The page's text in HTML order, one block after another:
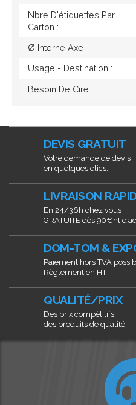
Nbre D'étiquettes Par
Carton :
Ø Interne Axe
Usage - Destination :
Besoin De Cire :
DEVIS GRATUIT
Votre demande de devis
en quelques clics...
LIVRAISON
En 24/36h chez vous
GRATUITE dès 90€ht
DOM-TOM &
Paiement hors TVA
Règlement en HT
QUALITÉ/PRIX
Des prix compétitifs,
des produits de qualité